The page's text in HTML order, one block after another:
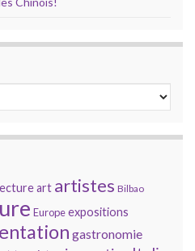
art artistes Bilbao
Europeexpositions
gastronomie